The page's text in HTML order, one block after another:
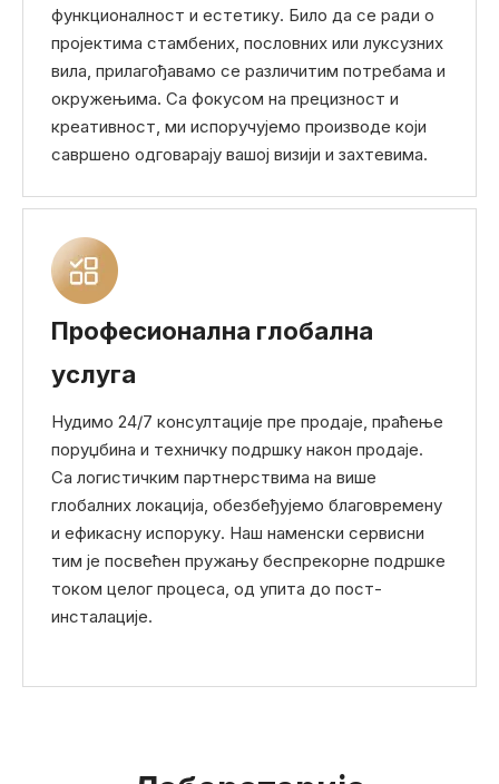
функционалност и естетику. Било да се ради о
пројектима стамбених, пословних или луксузних
вила, прилагођавамо се различитим потребама и
окружењима. Са фокусом на прецизност и
креативност, ми испоручујемо производе који
савршено одговарају вашој визији и захтевима.
Професионална глобална
услуга
Нудимо 24/7 консултације пре продаје, праћење
поруџбина и техничку подршку након продаје.
Са логистичким партнерствима на више
глобалних локација, обезбеђујемо благовремену
и ефикасну испоруку. Наш наменски сервисни
тим је посвећен пружању беспрекорне подршке
током целог процеса, од упита до пост-
инсталације.